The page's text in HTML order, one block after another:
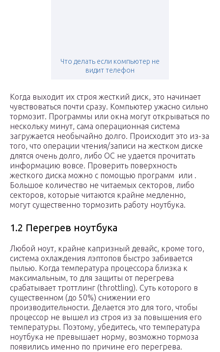
Что делать если компьютер не
видит телефон
Когда выходит их строя жесткий диск, это начинает
чувствоваться почти сразу. Компьютер ужасно сильно
тормозит. Программы или окна могут открываться по
нескольку минут, сама операционная система
загружается необычайно долго. Происходит это из-за
того, что операции чтения/записи на жестком диске
длятся очень долго, либо ОС не удается прочитать
информацию вовсе. Проверить поверхность
жесткого диска можно с помощью программ или .
Большое количество не читаемых секторов, либо
секторов, которые читаются крайне медленно,
могут существенно тормозить работу ноутбука.
1.2 Перегрев ноутбука
Любой ноут, крайне капризный девайс, кроме того,
система охлаждения лэптопов быстро забивается
пылью. Когда температура процессора близка к
максимальным, то для защиты от перегрева
срабатывает троттлинг (throttling). Суть которого в
существенном (до 50%) снижении его
производительности. Делается это для того, чтобы
процессор не вышел из строя из за повышения его
температуры. Поэтому, убедитесь, что температура
ноутбука не превышает норму, возможно тормоза
появились именно по причине его перегрева.